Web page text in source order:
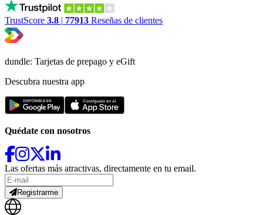
TrustScore 3.8 | 77913 Reseñas de clientes
dundle: Tarjetas de prepago y eGift
Descubra nuestra app
Quédate con nosotros
Las ofertas más atractivas, directamente en tu email.
Registrarme